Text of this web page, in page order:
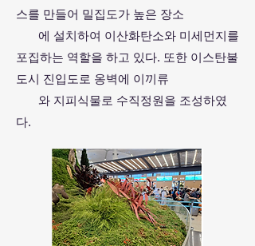
스를 만들어 밀집도가 높은 장소
에 설치하여 이산화탄소와 미세먼지를
포집하는 역할을 하고 있다. 또한 이스탄불
도시 진입도로 옹벽에 이끼류
와 지피식물로 수직정원을 조성하였
다.